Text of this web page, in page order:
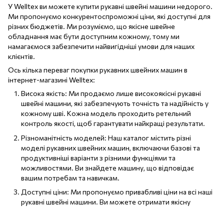
У Welltex ви можете купити рукавні швейні машини недорого.
Ми пропонуємо конкурентоспроможні ціни, які доступні для
різних бюджетів. Ми розуміємо, що якісне швейне
обладнання має бути доступним кожному, тому ми
намагаємося забезпечити найвигідніші умови для наших
клієнтів.
Ось кілька переваг покупки рукавних швейних машин в
інтернет-магазині Welltex:
Висока якість: Ми продаємо лише високоякісні рукавні
швейні машини, які забезпечують точність та надійність у
кожному шві. Кожна модель проходить ретельний
контроль якості, щоб гарантувати найкращі результати.
Різноманітність моделей: Наш каталог містить різні
моделі рукавних швейних машин, включаючи базові та
продуктивніші варіанти з різними функціями та
можливостями. Ви знайдете машину, що відповідає
вашим потребам та навичкам.
Доступні ціни: Ми пропонуємо привабливі ціни на всі наші
рукавні швейні машини. Ви можете отримати якісну